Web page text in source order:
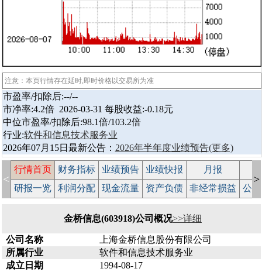
注意：本页行情存在延时,即时价格以交易所为准
市盈率/扣除后:--/--
市净率:4.2倍 2026-03-31 每股收益:-0.18元
中位市盈率/扣除后:98.1倍/103.2倍
行业:软件和信息技术服务业
2026年07月15日最新公告： 2026年半年度业绩预告(更多)
<
行情首页 财务指标 业绩预告 业绩快报 月报
研报一览
利润分配 现金流量 资产负债 非经常损益 公
>
金桥信息(603918)公司概况>>详细
公司名称
上海金桥信息股份有限公司
所属行业
软件和信息技术服务业
成立日期
1994-08-17